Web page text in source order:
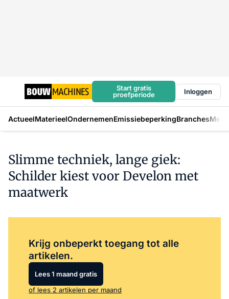
Start gratis
proefperiode
Inloggen
ActueelMaterieelOndernemenEmissiebeperkingBranches
Slimme techniek, lange giek:
Schilder kiest voor Develon met
maatwerk
Krijg onbeperkt toegang tot alle
artikelen.
Lees 1 maand gratis
of lees 2 artikelen per maand